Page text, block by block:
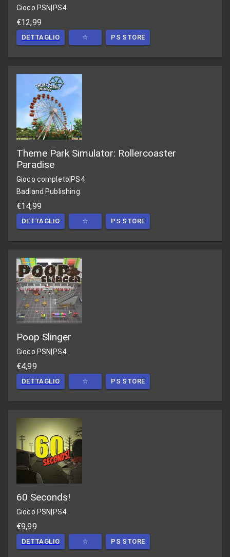
Gioco PSN PS4
€12,99
DETTAGLIO ☆ PS STORE
Theme Park Simulator: Rollercoaster
Paradise
Gioco completo|PS4
Badland Publishing
€14,99
DETTAGLIO ☆ PS STORE
Poop Slinger
Gioco PSN PS4
€4,99
DETTAGLIO ☆ PS STORE
60 Seconds!
Gioco PSN PS4
€9,99
DETTAGLIO ☆ PS STORE